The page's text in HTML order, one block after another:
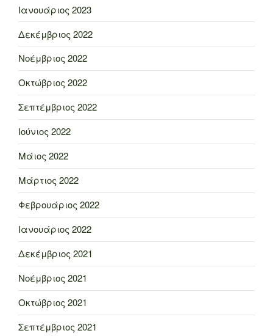
Ιανουάριος 2023
Δεκέμβριος 2022
Νοέμβριος 2022
Οκτώβριος 2022
Σεπτέμβριος 2022
Ιούνιος 2022
Μάιος 2022
Μάρτιος 2022
Φεβρουάριος 2022
Ιανουάριος 2022
Δεκέμβριος 2021
Νοέμβριος 2021
Οκτώβριος 2021
Σεπτέμβριος 2021